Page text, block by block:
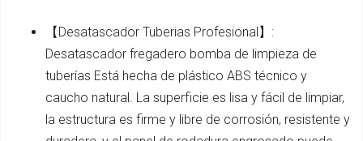
【Desatascador Tuberias Profesional】:
Desatascador fregadero bomba de limpieza de
tuberías Está hecha de plástico ABS técnico y
caucho natural. La superficie es lisa y fácil de limpiar,
la estructura es firme y libre de corrosión, resistente y